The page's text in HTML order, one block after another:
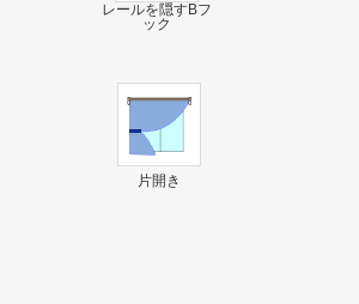
レールを隠すBフ
ック
片開き